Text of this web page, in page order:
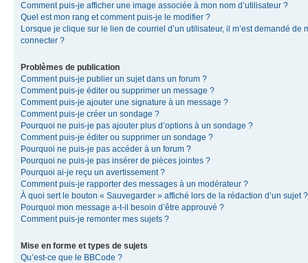
Comment puis-je afficher une image associée à mon nom d’utilisateur ?
Quel est mon rang et comment puis-je le modifier ?
Lorsque je clique sur le lien de courriel d’un utilisateur, il m’est demandé de
connecter ?
Problèmes de publication
Comment puis-je publier un sujet dans un forum ?
Comment puis-je éditer ou supprimer un message ?
Comment puis-je ajouter une signature à un message ?
Comment puis-je créer un sondage ?
Pourquoi ne puis-je pas ajouter plus d’options à un sondage ?
Comment puis-je éditer ou supprimer un sondage ?
Pourquoi ne puis-je pas accéder à un forum ?
Pourquoi ne puis-je pas insérer de pièces jointes ?
Pourquoi ai-je reçu un avertissement ?
Comment puis-je rapporter des messages à un modérateur ?
À quoi sert le bouton « Sauvegarder » affiché lors de la rédaction d’un sujet ?
Pourquoi mon message a-t-il besoin d’être approuvé ?
Comment puis-je remonter mes sujets ?
Mise en forme et types de sujets
Qu’est-ce que le BBCode ?